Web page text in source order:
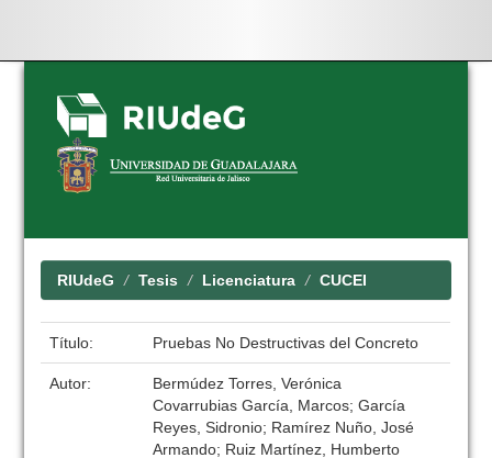
Skip
navigation
RIUdeG Tesis Licenciatura CUCEI
Título: Pruebas No Destructivas del Concreto
Autor:
Bermúdez Torres, Verónica
Covarrubias García, Marcos; García
Reyes, Sidronio; Ramírez Nuño, José
Armando; Ruiz Martínez, Humberto